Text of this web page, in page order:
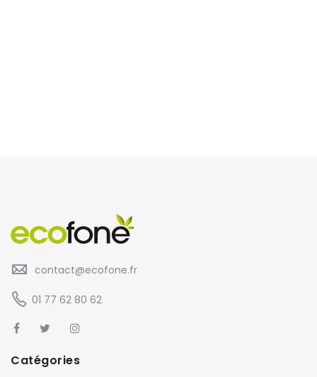
contact@ecofone.fr
01 77 62 80 62
Catégories